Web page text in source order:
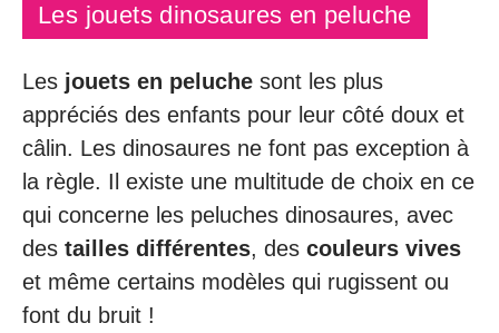
Les jouets dinosaures en peluche
Les jouets en peluche sont les plus
appréciés des enfants pour leur côté doux et
câlin. Les dinosaures ne font pas exception à
la règle. Il existe une multitude de choix en ce
qui concerne les peluches dinosaures, avec
des tailles différentes, des couleurs vives
et même certains modèles qui rugissent ou
font du bruit !